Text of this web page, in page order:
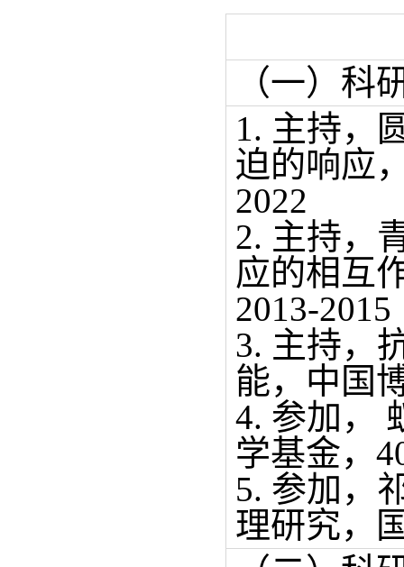
（一）科
1. 主持，
迫的响应
2022
2. 主持，
应的相互
2013-2015
3. 主持，
能，中国
4. 参加，
学基金，
5. 参加，
理研究，